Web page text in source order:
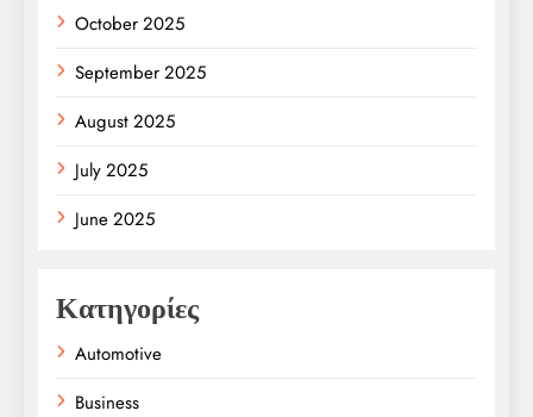
October 2025
September 2025
August 2025
July 2025
June 2025
Κατηγορίες
Automotive
Business